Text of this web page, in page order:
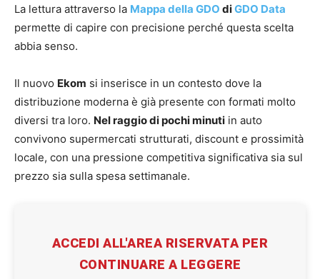
La lettura attraverso la Mappa della GDO diGDO Data
permette di capire con precisione perché questa scelta
abbia senso.
Il nuovo Ekom si inserisce in un contesto dove la
distribuzione moderna è già presente con formati molto
diversi tra loro. Nel raggio di pochi minuti in auto
convivono supermercati strutturati, discount e prossimità
locale, con una pressione competitiva significativa sia sul
prezzo sia sulla spesa settimanale.
ACCEDI ALL'AREA RISERVATA PER
CONTINUARE A LEGGERE